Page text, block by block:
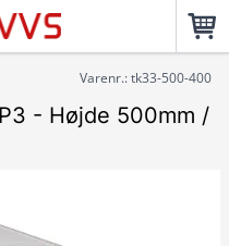
Varenr.: tk33-500-400
- Højde 500mm /